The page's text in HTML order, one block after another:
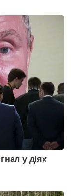
у діях